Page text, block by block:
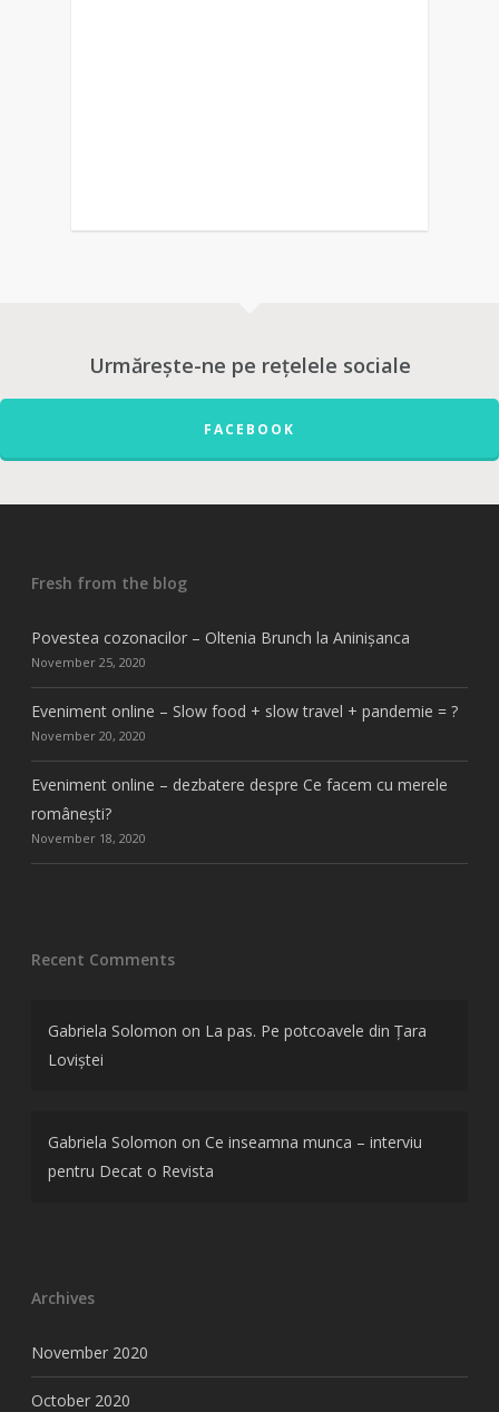
Urmărește-ne pe rețelele sociale
FACEBOOK
Fresh from the blog
Povestea cozonacilor – Oltenia Brunch la Aninișanca
November 25, 2020
Eveniment online – Slow food + slow travel + pandemie = ?
November 20, 2020
Eveniment online – dezbatere despre Ce facem cu merele
românești?
November 18, 2020
Recent Comments
Gabriela Solomon on La pas. Pe potcoavele din Țara
Loviștei
Gabriela Solomon on Ce inseamna munca – interviu
pentru Decat o Revista
Archives
November 2020
October 2020